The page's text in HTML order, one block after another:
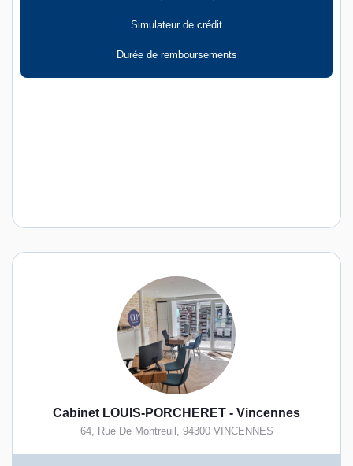
Simulateur de crédit
Durée de remboursements
Cabinet LOUIS-PORCHERET - Vincennes
64, Rue De Montreuil , 94300 VINCENNES